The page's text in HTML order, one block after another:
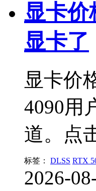
显卡
显卡了
显卡价
4090用
道。点
标签： DLSS RTX
2026-